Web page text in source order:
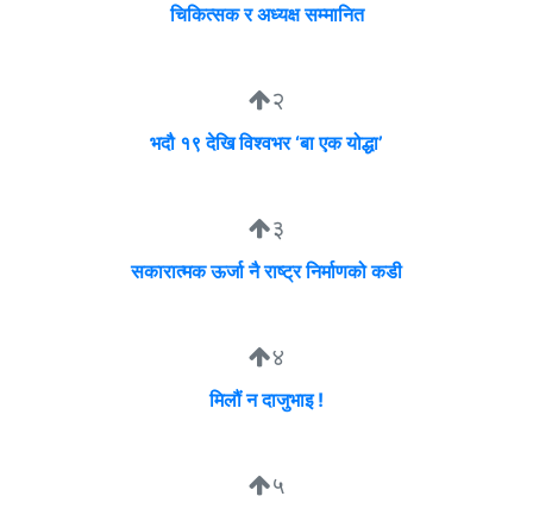
चिकित्सक र अध्यक्ष सम्मानित
२
भदौ १९ देखि विश्वभर ‘बा एक योद्धा’
३
सकारात्मक ऊर्जा नै राष्ट्र निर्माणको कडी
४
मिलौं न दाजुभाइ !
५